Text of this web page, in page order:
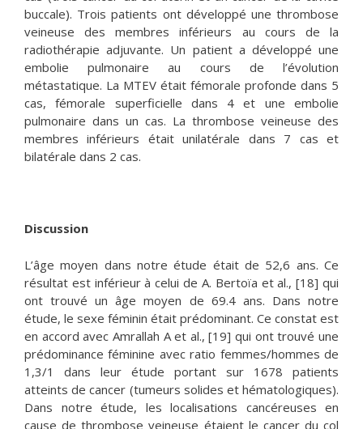
buccale). Trois patients ont développé une thrombose
veineuse des membres inférieurs au cours de la
radiothérapie adjuvante. Un patient a développé une
embolie pulmonaire au cours de l’évolution
métastatique. La MTEV était fémorale profonde dans 5
cas, fémorale superficielle dans 4 et une embolie
pulmonaire dans un cas. La thrombose veineuse des
membres inférieurs était unilatérale dans 7 cas et
bilatérale dans 2 cas.
Discussion
L’âge moyen dans notre étude était de 52,6 ans. Ce
résultat est inférieur à celui de A. Bertoïa et al., [18] qui
ont trouvé un âge moyen de 69.4 ans. Dans notre
étude, le sexe féminin était prédominant. Ce constat est
en accord avec Amrallah A et al., [19] qui ont trouvé une
prédominance féminine avec ratio femmes/hommes de
1,3/1 dans leur étude portant sur 1678 patients
atteints de cancer (tumeurs solides et hématologiques).
Dans notre étude, les localisations cancéreuses en
cause de thrombose veineuse étaient le cancer du col